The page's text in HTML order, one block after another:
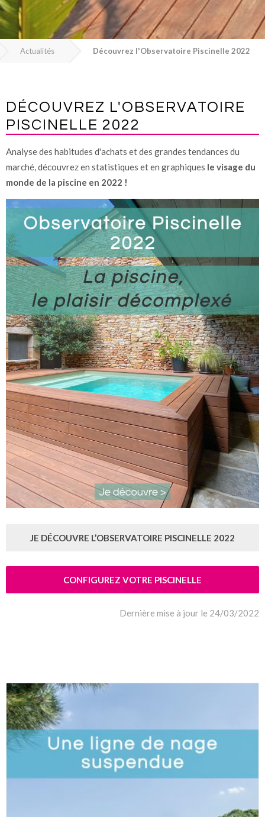
Actualités Découvrez l'Observatoire Piscinelle 2022
DÉCOUVREZ L'OBSERVATOIRE
PISCINELLE 2022
Analyse des habitudes d'achats et des grandes tendances du
marché, découvrez en statistiques et en graphiques le visage du
monde de la piscine en 2022 !
JE DÉCOUVRE L’OBSERVATOIRE PISCINELLE 2022
CONFIGUREZ VOTRE PISCINELLE
Dernière mise à jour le 24/03/2022